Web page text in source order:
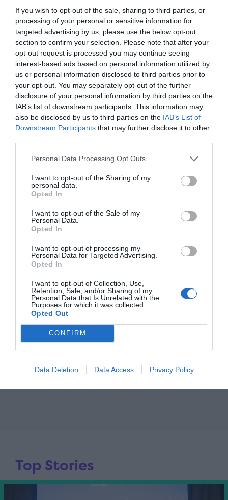
If you wish to opt-out of the sale, sharing to third parties, or
processing of your personal or sensitive information for
targeted advertising by us, please use the below opt-out
section to confirm your selection. Please note that after your
opt-out request is processed you may continue seeing
interest-based ads based on personal information utilized by
us or personal information disclosed to third parties prior to
your opt-out. You may separately opt-out of the further
disclosure of your personal information by third parties on the
IAB’s list of downstream participants. This information may
also be disclosed by us to third parties on the IAB’s List of
Downstream Participants that may further disclose it to other
Personal Data Processing Opt Outs
I want to opt-out of the Sharing of my
personal data.
Opted In
I want to opt-out of the Sale of my
Personal Data.
Opted In
I want to opt-out of processing my
Personal Data for Targeted Advertising.
Opted In
I want to opt-out of Collection, Use,
Retention, Sale, and/or Sharing of my
Personal Data that Is Unrelated with the
Purposes for which it was collected.
Opted Out
CONFIRM
Data Deletion Data Access Privacy Policy
acum 12 luni
Top Stories